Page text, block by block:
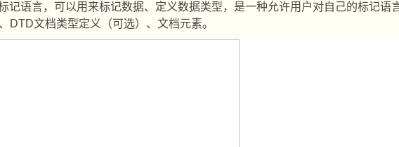
记语言，可以用来标记数据、定义数据类型，是一种允许用户对自己的标记语
DTD文档类型定义（可选）、文档元素。